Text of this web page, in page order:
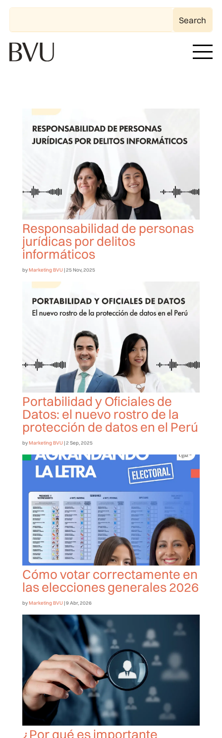
Responsabilidad de personas
jurídicas por delitos
informáticos
byMarketing BVU |25 Nov, 2025
Portabilidad y Oficiales de
Datos: el nuevo rostro de la
protección de datos en el Perú
byMarketing BVU |2 Sep, 2025
Cómo votar correctamente en
las elecciones generales 2026
byMarketing BVU |9 Abr, 2026
¿Por qué es importante